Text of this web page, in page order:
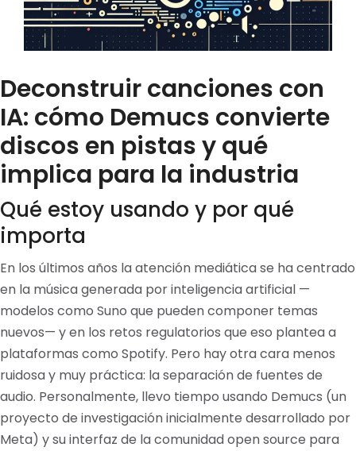
Deconstruir canciones con
IA: cómo Demucs convierte
discos en pistas y qué
implica para la industria
Qué estoy usando y por qué
importa
En los últimos años la atención mediática se ha centrado
en la música generada por inteligencia artificial —
modelos como Suno que pueden componer temas
nuevos— y en los retos regulatorios que eso plantea a
plataformas como Spotify. Pero hay otra cara menos
ruidosa y muy práctica: la separación de fuentes de
audio. Personalmente, llevo tiempo usando Demucs (un
proyecto de investigación inicialmente desarrollado por
Meta) y su interfaz de la comunidad open source para